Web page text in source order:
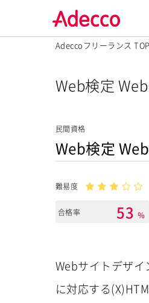
Adeccoフリーランス TOP
Web検定
民間資格
Web検定
難易度
合格率 53 ％
Webサイトデザ
に対応する